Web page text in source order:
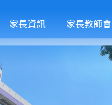
家長資訊 家長教師會